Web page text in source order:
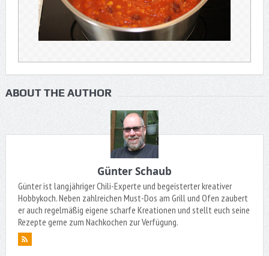
ABOUT THE AUTHOR
Günter Schaub
Günter ist langjähriger Chili-Experte und begeisterter kreativer
Hobbykoch. Neben zahlreichen Must-Dos am Grill und Ofen zaubert
er auch regelmäßig eigene scharfe Kreationen und stellt euch seine
Rezepte gerne zum Nachkochen zur Verfügung.